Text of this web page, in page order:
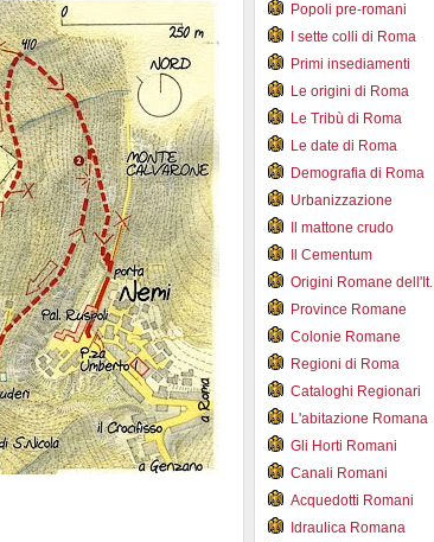
Popoli pre-romani
I sette colli di Roma
Primi insediamenti
Le origini di Roma
Le Tribù di Roma
Le date di Roma
Demografia di Roma
Urbanizzazione
Il mattone crudo
Il Cementum
Origini Romane dell'It.
Province Romane
Colonie Romane
Regioni di Roma
Cataloghi Regionari
L'abitazione Romana
Gli Horti Romani
Canali Romani
Acquedotti Romani
Idraulica Romana